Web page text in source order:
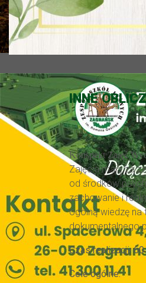
INNE
Konspekt
Zajęcia mają za
od środków
zachowanie i
ogólną wiedzę na
dokumentalnego
Czas realizacji: 60
Cele ogólne: